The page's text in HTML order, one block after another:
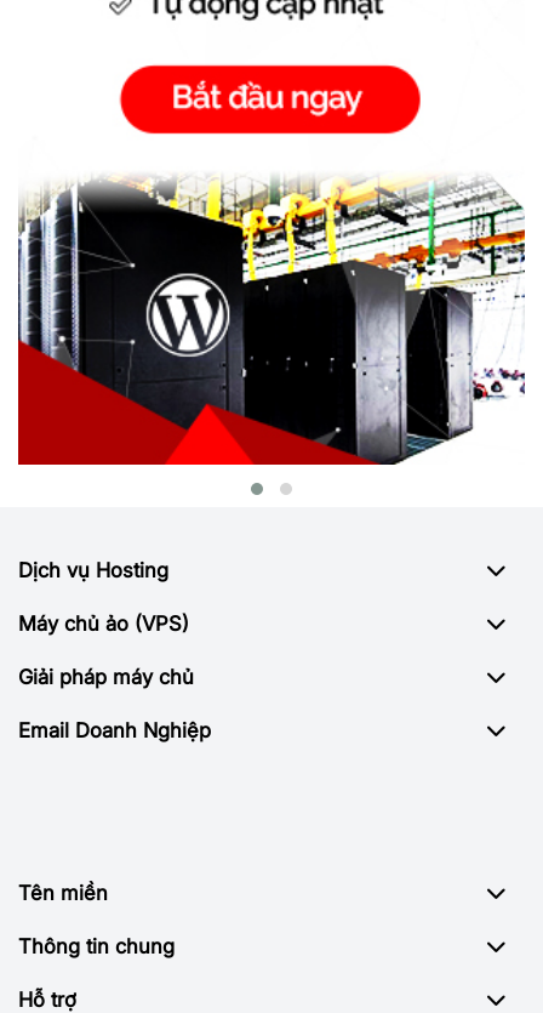
Dịch vụ Hosting
Máy chủ ảo (VPS)
Giải pháp máy chủ
Email Doanh Nghiệp
Tên miền
Thông tin chung
Hỗ trợ